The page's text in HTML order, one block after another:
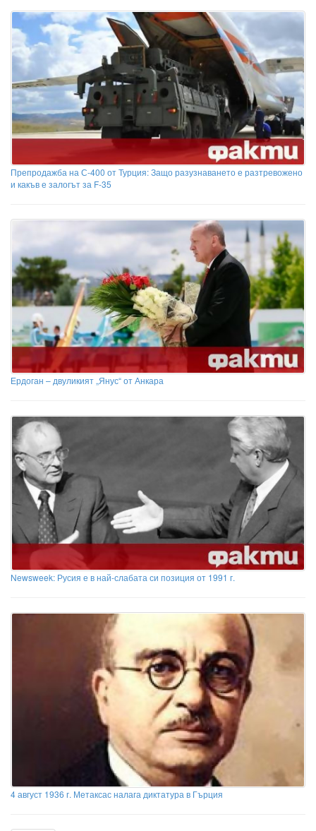
Препродажба на С-400 от Турция: Защо разузнаването е разтревожено
и какъв е залогът за F-35
Ердоган – двуликият „Янус“ от Анкара
Newsweek: Русия е в най-слабата си позиция от 1991 г.
4 август 1936 г. Метаксас налага диктатура в Гърция